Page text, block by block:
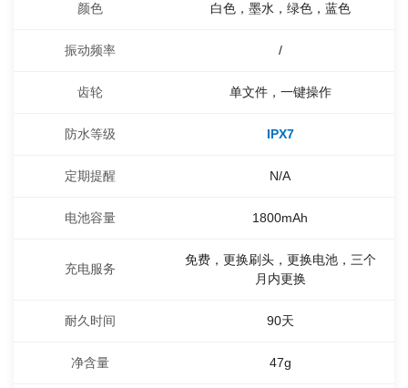
颜色 白色，墨水，绿色，蓝色
振动频率 /
齿轮 单文件，一键操作
防水等级 IPX7
定期提醒 N/A
电池容量 1800mAh
充电服务
免费，更换刷头，更换电池，三个
月内更换
耐久时间 90天
净含量 47g